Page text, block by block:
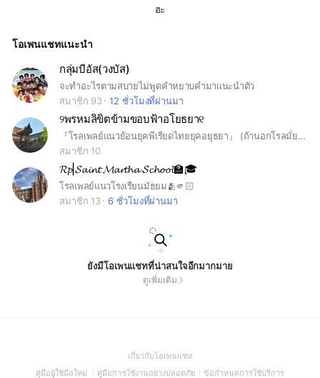
ฮะ
โอเพนแชทแนะนำ
กลุ่มบีอัส(วงบัส)
จะทำอะไรตามสบายไม่พูดคำหยาบคำมาเเนะนำตัว
สมาชิก 93
12 ชั่วโมงที่ผ่านมา
୨พรหมลิขิตข้ามขอบฟ้าอโยธยา୧
『โรลเพลย์แนวย้อนยุคพีเรียดไทยยุคอยุธยา』 (ถ้านอกโรลมั่ยต้องคำศัพท์ตามศัพท์อยุธยาแต่ถ้าโรลคำศัพท์อยุธยาต้องมาเด้ออ)
สมาชิก 10
𝓡𝓹|𝓢𝓪𝓲𝓷𝓽 𝓜𝓪𝓻𝓽𝓱𝓪 𝓢𝓬𝓱𝓸𝓸𝓵🏫🎓
โรลเพลย์แนวโรงเรียนมัธยม🫂🫵🏻
สมาชิก 13
6 ชั่วโมงที่ผ่านมา
ยังมีโอเพนแชทที่น่าสนใจอีกมากมาย
ดูเพิ่มเติม
เกี่ยวกับโอเพนแชท(Open
in
คู่มือผู้ใช้มือใหม่ (Open
คู่มือการใช้งานอย่างปลอดภัย(Open
ข้อกำหนดการใช้บริการ(Open